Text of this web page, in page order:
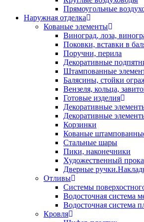
Прямоугольные
Наружная отделка
Кованые элементы
Виноград, лоза,
Поковки, вставки в
Поручни, перила
Декоративные
Штампованные
Балясины, стойки
Вензеля, кольца,
Готовые изделия
Декоративные
Декоративные
Корзинки
Кованые
Стальные шары
Пики, наконечники
Художественный
Дверные
Отливы
Системы
Водосточная система
Водосточная система
Кровля